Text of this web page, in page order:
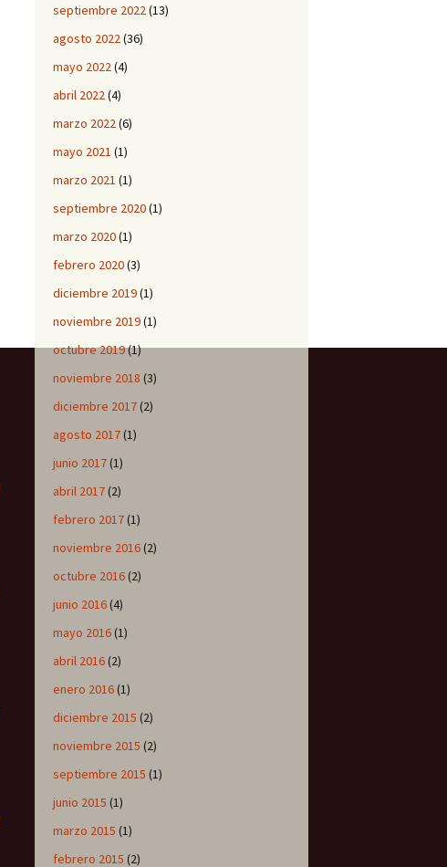
septiembre 2022(13)
agosto 2022(36)
mayo 2022(4)
abril 2022(4)
marzo 2022(6)
mayo 2021 (1)
marzo 2021 (1)
septiembre 2020(1)
marzo 2020(1)
febrero 2020(3)
diciembre 2019(1)
noviembre 2019(1)
octubre 2019(1)
noviembre 2018 (3)
diciembre 2017(2)
agosto 2017(1)
junio 2017(1)
abril 2017(2)
febrero 2017(1)
noviembre 2016(2)
octubre 2016(2)
junio 2016(4)
mayo 2016(1)
abril 2016(2)
enero 2016(1)
diciembre 2015 (2)
noviembre 2015 (2)
septiembre 2015 (1)
junio 2015 (1)
marzo 2015 (1)
febrero 2015 (2)